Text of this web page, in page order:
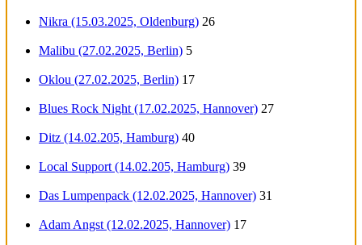
Nikra (15.03.2025, Oldenburg) 26
Malibu (27.02.2025, Berlin) 5
Oklou (27.02.2025, Berlin) 17
Blues Rock Night (17.02.2025, Hannover) 27
Ditz (14.02.205, Hamburg) 40
Local Support (14.02.205, Hamburg) 39
Das Lumpenpack (12.02.2025, Hannover) 31
Adam Angst (12.02.2025, Hannover) 17